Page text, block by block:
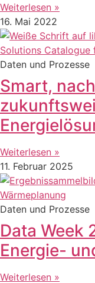
Weiterlesen »
16. Mai 2022
Daten und Prozesse
Smart,
Weiterlesen »
11. Februar 2025
Daten und Prozesse
Data Week
Energie-
Weiterlesen »